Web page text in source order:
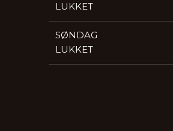
LUKKET
​SØNDAG
LUKKET